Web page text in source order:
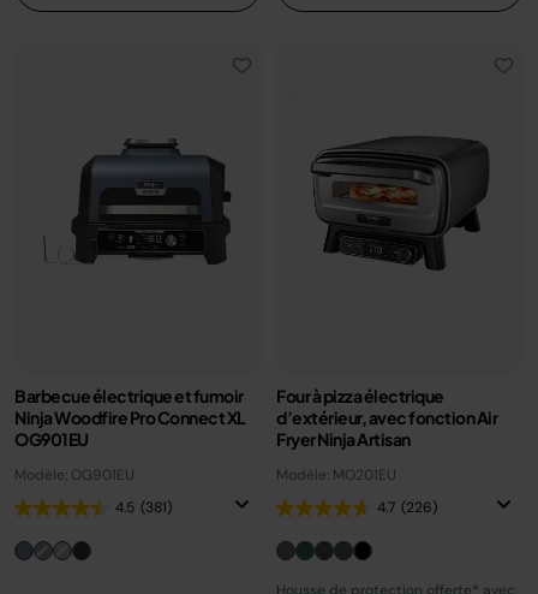
Barbecue électrique et fumoir
Ninja Woodfire Pro Connect XL
OG901EU
Modèle: OG901EU
4.5 (381)
Four à pizza électrique
d’extérieur, avec fonction Air
Fryer Ninja Artisan
Modèle: MO201EU
4.7 (226)